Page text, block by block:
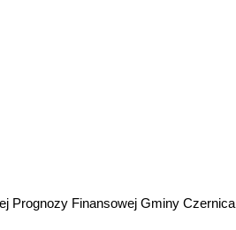
Prognozy Finansowej Gminy Czernica